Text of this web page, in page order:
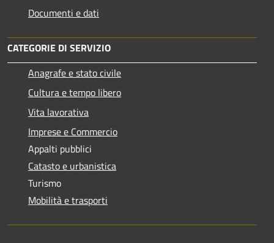
Documenti e dati
CATEGORIE DI SERVIZIO
Anagrafe e stato civile
Cultura e tempo libero
Vita lavorativa
Imprese e Commercio
Appalti pubblici
Catasto e urbanistica
Turismo
Mobilità e trasporti